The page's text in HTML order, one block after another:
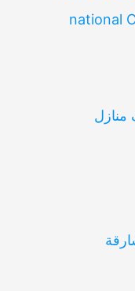
national
منازل